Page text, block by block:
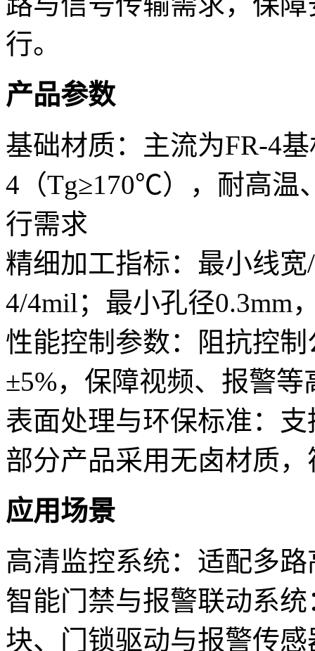
行。
产品参数
基础材质：主流为FR-4
4（Tg≥170℃），耐高温
行需求
精细加工指标：最小线
4/4mil；最小孔径0.3mm
性能控制参数：阻抗控
±5%，保障视频、报警
表面处理与环保标准：
部分产品采用无卤材质
应用场景
高清监控系统：适配多
智能门禁与报警联动系
块、门锁驱动与报警传